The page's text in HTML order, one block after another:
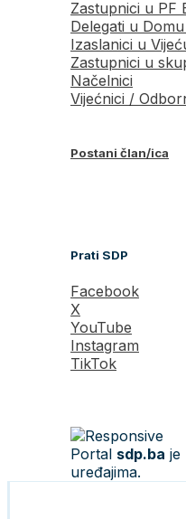
Zastupnici u PF
Delegati u
Izaslanici u
Zastupnici u
Načelnici
Vijećnici /
Postani član/ica
Prati SDP
Facebook
X
YouTube
Instagram
TikTok
Portal sdp.ba je
uređajima.